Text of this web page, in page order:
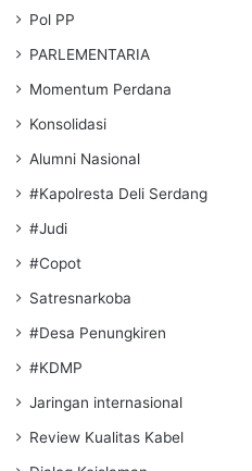
Pol PP
PARLEMENTARIA
Momentum Perdana
Konsolidasi
Alumni Nasional
#Kapolresta Deli Serdang
#Judi
#Copot
Satresnarkoba
#Desa Penungkiren
#KDMP
Jaringan internasional
Review Kualitas Kabel